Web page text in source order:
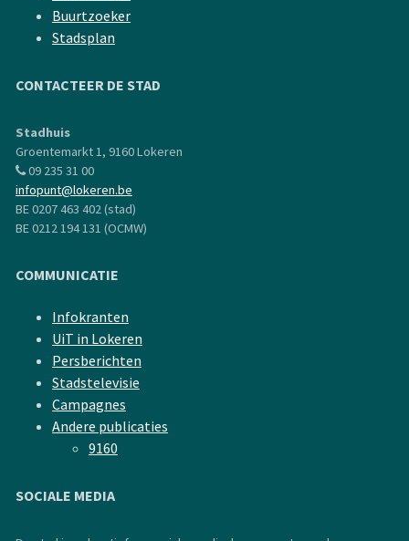
Buurtzoeker
Stadsplan
CONTACTEER DE STAD
Stadhuis
Groentemarkt 1, 9160 Lokeren
09 235 31 00
infopunt@lokeren.be
BE 0207 463 402 (stad)
BE 0212 194 131 (OCMW)
COMMUNICATIE
Infokranten
UiT in Lokeren
Persberichten
Stadstelevisie
Campagnes
Andere publicaties
9160
SOCIALE MEDIA